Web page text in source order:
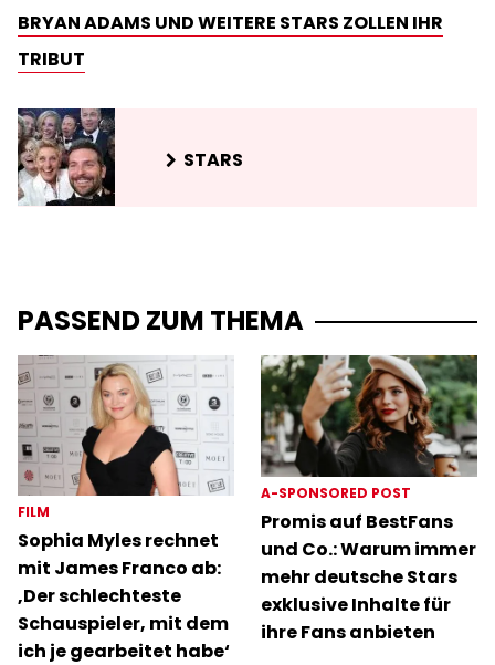
BRYAN ADAMS UND WEITERE STARS ZOLLEN IHR
TRIBUT
STARS
PASSEND ZUM THEMA
FILM
Sophia Myles rechnet
mit James Franco ab:
‚Der schlechteste
Schauspieler, mit dem
ich je gearbeitet habe‘
A-SPONSORED POST
Promis auf BestFans
und Co.: Warum immer
mehr deutsche Stars
exklusive Inhalte für
ihre Fans anbieten